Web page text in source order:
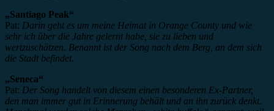
„Santiago Peak“
Pat: Darin geht es um meine Heimat in Orange County und wie
sehr ich über die Jahre gelernt habe, sie zu lieben und
wertzuschätzen. Benannt ist der Song nach dem Berg, an dem sich
die Stadt befindet.
„Seneca“
Pat: Der Song handelt von diesem einen besonderen Ex-Partner,
den man immer gut in Erinnerung behält und an ihn zurück denkt.